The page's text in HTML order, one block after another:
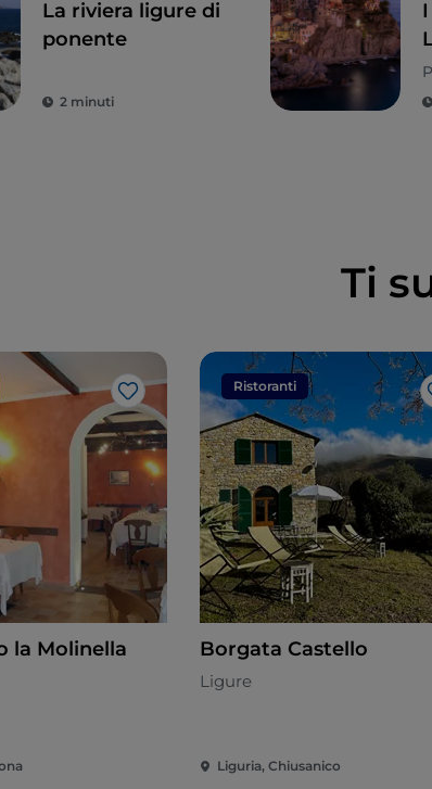
La riviera ligure di
ponente
2 minuti
Ti
Like
la Molinella
Ristoranti
Borgata Castello
Ligure
Liguria, Chiusanico